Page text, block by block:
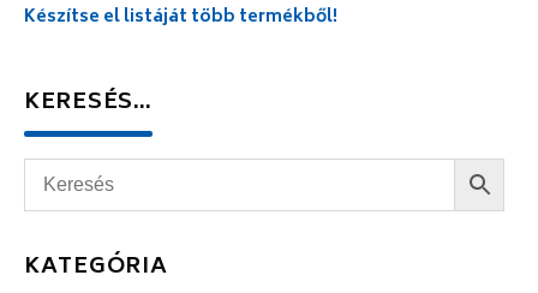
Készítse el listáját több termékből!
KERESÉS…
KATEGÓRIA